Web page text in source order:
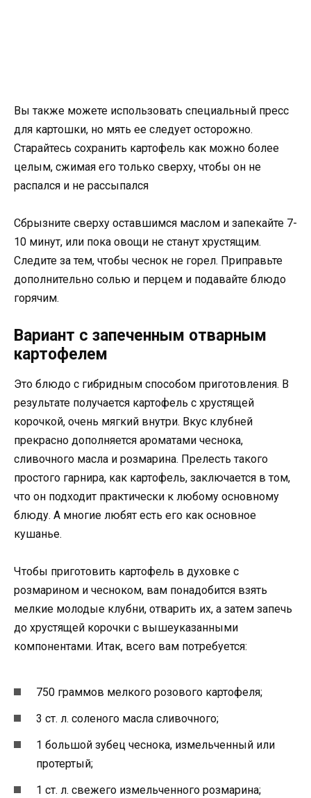
Вы также можете использовать специальный пресс
для картошки, но мять ее следует осторожно.
Старайтесь сохранить картофель как можно более
целым, сжимая его только сверху, чтобы он не
распался и не рассыпался
Сбрызните сверху оставшимся маслом и запекайте 7-
10 минут, или пока овощи не станут хрустящим.
Следите за тем, чтобы чеснок не горел. Приправьте
дополнительно солью и перцем и подавайте блюдо
горячим.
Вариант с запеченным отварным
картофелем
Это блюдо с гибридным способом приготовления. В
результате получается картофель с хрустящей
корочкой, очень мягкий внутри. Вкус клубней
прекрасно дополняется ароматами чеснока,
сливочного масла и розмарина. Прелесть такого
простого гарнира, как картофель, заключается в том,
что он подходит практически к любому основному
блюду. А многие любят есть его как основное
кушанье.
Чтобы приготовить картофель в духовке с
розмарином и чесноком, вам понадобится взять
мелкие молодые клубни, отварить их, а затем запечь
до хрустящей корочки с вышеуказанными
компонентами. Итак, всего вам потребуется:
750 граммов мелкого розового картофеля;
3 ст. л. соленого масла сливочного;
1 большой зубец чеснока, измельченный или
протертый;
1 ст. л. свежего измельченного розмарина;